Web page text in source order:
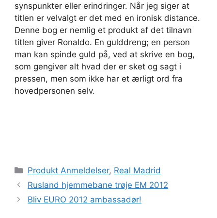
synspunkter eller erindringer. Når jeg siger at
titlen er velvalgt er det med en ironisk distance.
Denne bog er nemlig et produkt af det tilnavn
titlen giver Ronaldo. En gulddreng; en person
man kan spinde guld på, ved at skrive en bog,
som gengiver alt hvad der er sket og sagt i
pressen, men som ikke har et ærligt ord fra
hovedpersonen selv.
Kategorier
Produkt Anmeldelser, Real Madrid
Rusland hjemmebane trøje EM 2012
Bliv EURO 2012 ambassadør!